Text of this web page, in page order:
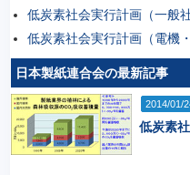
低炭素社会実行計画（一般
低炭素社会実行計画（電機
日本製紙連合会の最新記事
2014/01/
低炭素